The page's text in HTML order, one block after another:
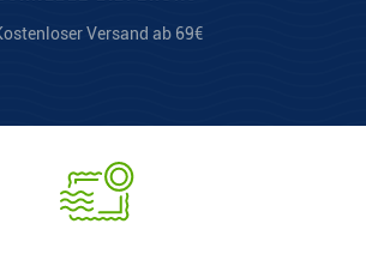
Versand ab 69€